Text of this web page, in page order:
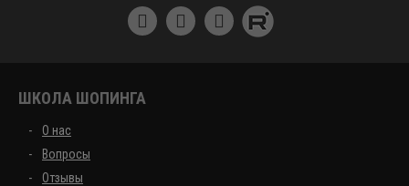
ШКОЛА ШОПИНГА
О нас
Вопросы
Отзывы